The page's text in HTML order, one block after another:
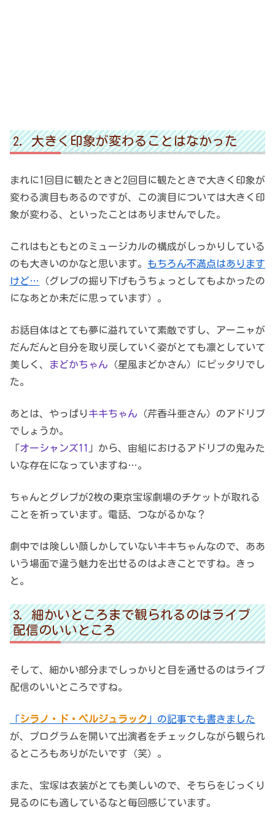
大きく印象が変わることはなかった
まれに1回目に観たときと2回目に観たときで大きく印象が
変わる演目もあるのですが、この演目については大きく印
象が変わる、といったことはありませんでした。
これはもともとのミュージカルの構成がしっかりしている
のも大きいのかなと思います。 もちろん不満点はあります
けど…
（グレブの掘り下げもうちょっとしてもよかったの
になあとか未だに思っています）。
お話自体はとても夢に溢れていて素敵ですし、アーニャが
だんだんと自分を取り戻していく姿がとても凛としていて
美しく、
まどかちゃん （星風まどかさん）にピッタリでし
た。
あとは、やっぱり キキちゃん （芹香斗亜さん）のアドリブ
でしょうか。
「 オーシャンズ11 」から、宙組におけるアドリブの鬼みた
いな存在になっていますね…。
ちゃんとグレブが2枚の東京宝塚劇場のチケットが取れる
ことを祈っています。電話、つながるかな？
劇中では険しい顔しかしていないキキちゃんなので、ああ
いう場面で違う魅力を出せるのはよきことですね。きっ
と。
細かいところまで観られるのはライブ
配信のいいところ
そして、細かい部分までしっかりと目を通せるのはライブ
配信のいいところですね。
「シラノ・ド・ベルジュラック 」の記事でも書きました
が、プログラムを開いて出演者をチェックしながら観られ
るところもありがたいです（笑）。
また、宝塚は衣装がとても美しいので、そちらをじっくり
見るのにも適しているなと毎回感じています。